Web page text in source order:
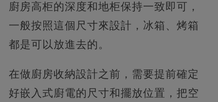
廚房高柜的深度和地柜保持一致即可，
一般按照這個尺寸來設計，冰箱、烤箱
都是可以放進去的。
在做廚房收納設計之前，需要提前確定
好嵌入式廚電的尺寸和擺放位置，把空